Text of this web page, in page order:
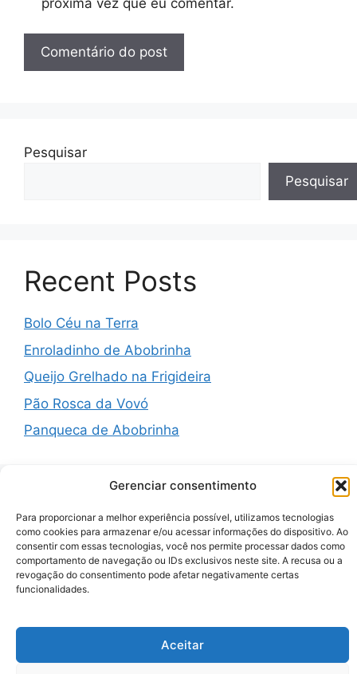
Gerenciar consentimento
Para proporcionar a melhor experiência possível, utilizamos tecnologias
como cookies para armazenar e/ou acessar informações do dispositivo. Ao
consentir com essas tecnologias, você nos permite processar dados como
comportamento de navegação ou IDs exclusivos neste site. A recusa ou a
revogação do consentimento pode afetar negativamente certas
funcionalidades.
Aceitar
Pesquisar
Pesquisar
Recent Posts
Bolo Céu na Terra
Enroladinho de Abobrinha
Queijo Grelhado na Frigideira
Pão Rosca da Vovó
Panqueca de Abobrinha
Recent Comments
A WordPress CommenteremHello world!
© 2026 Zenauraf Receitas • Built with